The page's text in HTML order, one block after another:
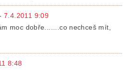
7.4.2011 9:09
moc dobře.......co nechceš mít,
8:48